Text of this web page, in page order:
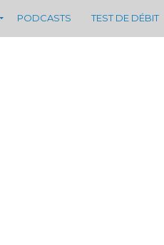
PODCASTS TEST DE DÉBIT